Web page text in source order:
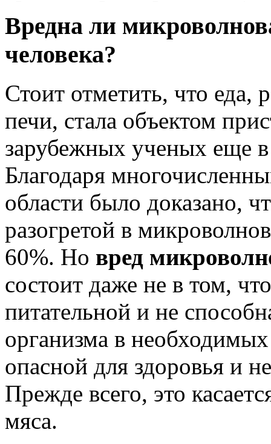
Вредна ли
человека?
Стоит отметить, что еда,
печи, стала объектом
зарубежных ученых еще
Благодаря
области было доказано,
разогретой в
60%. Но вред
состоит даже не в том,
питательной и не
организма в
опасной для здоровья и
Прежде всего, это
мяса.